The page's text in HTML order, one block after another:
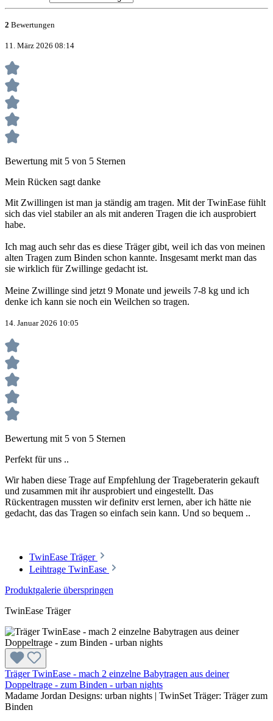
2 Bewertungen
11. März 2026 08:14
Bewertung mit 5 von 5 Sternen
Mein Rücken sagt danke
Mit Zwillingen ist man ja ständig am tragen. Mit der TwinEase fühlt
sich das viel stabiler an als mit anderen Tragen die ich ausprobiert
habe.
Ich mag auch sehr das es diese Träger gibt, weil ich das von meinen
alten Tragen zum Binden schon kannte. Insgesamt merkt man das
sie wirklich für Zwillinge gedacht ist.
Meine Zwillinge sind jetzt 9 Monate und jeweils 7-8 kg und ich
denke ich kann sie noch ein Weilchen so tragen.
14. Januar 2026 10:05
Bewertung mit 5 von 5 Sternen
Perfekt für uns ..
Wir haben diese Trage auf Empfehlung der Trageberaterin gekauft
und zusammen mit ihr ausprobiert und eingestellt. Das
Rückentragen mussten wir definitv erst lernen, aber ich hätte nie
gedacht, das das Tragen so einfach sein kann. Und so bequem ..
TwinEase Träger
Leihtrage TwinEase
Produktgalerie überspringen
TwinEase Träger
Träger TwinEase - mach 2 einzelne Babytragen aus deiner
Doppeltrage - zum Binden - urban nights
Madame Jordan Designs: urban nights | TwinSet Träger: Träger zum
Binden